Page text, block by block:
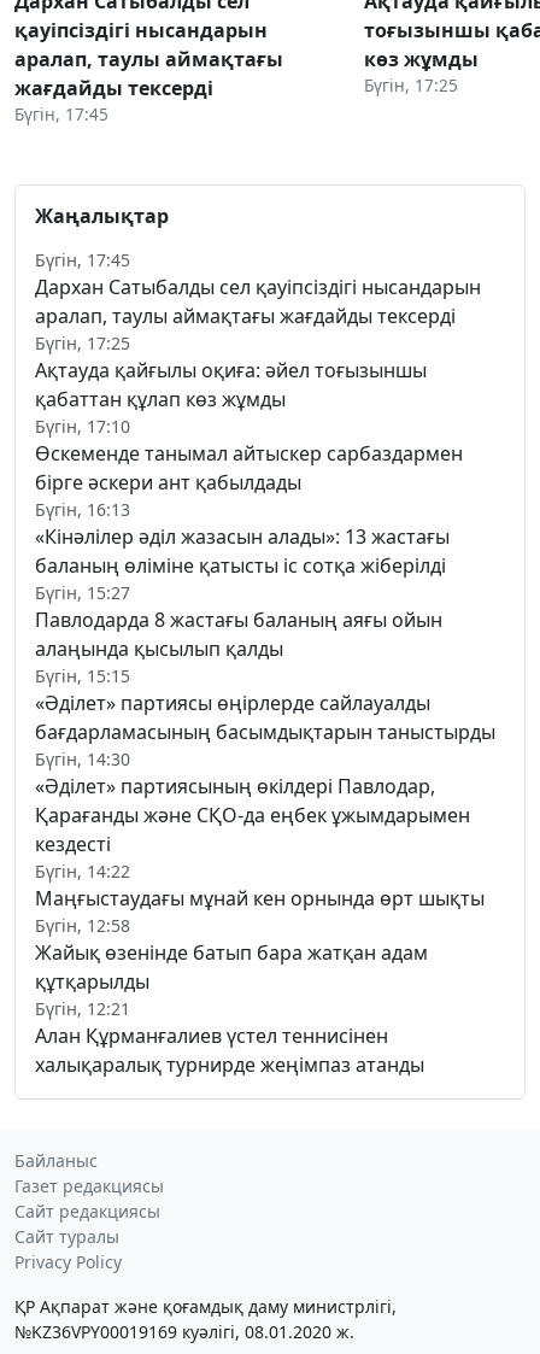
қауіпсіздігі нысандарын
аралап, таулы аймақтағы
жағдайды тексерді
Бүгін, 17:45
тоғызыншы
көз жұмды
Бүгін, 17:25
Жаңалықтар
Бүгін, 17:45
Дархан Сатыбалды сел қауіпсіздігі нысандарын
аралап, таулы аймақтағы жағдайды тексерді
Бүгін, 17:25
Ақтауда қайғылы оқиға: әйел тоғызыншы
қабаттан құлап көз жұмды
Бүгін, 17:10
Өскеменде танымал айтыскер сарбаздармен
бірге әскери ант қабылдады
Бүгін, 16:13
«Кінәлілер әділ жазасын алады»: 13 жастағы
баланың өліміне қатысты іс сотқа жіберілді
Бүгін, 15:27
Павлодарда 8 жастағы баланың аяғы ойын
алаңында қысылып қалды
Бүгін, 15:15
«Әділет» партиясы өңірлерде сайлауалды
бағдарламасының басымдықтарын таныстырды
Бүгін, 14:30
«Әділет» партиясының өкілдері Павлодар,
Қарағанды және СҚО-да еңбек ұжымдарымен
кездесті
Бүгін, 14:22
Маңғыстаудағы мұнай кен орнында өрт шықты
Бүгін, 12:58
Жайық өзенінде батып бара жатқан адам
құтқарылды
Бүгін, 12:21
Алан Құрманғалиев үстел теннисінен
халықаралық турнирде жеңімпаз атанды
Байланыс
Газет редакциясы
Сайт редакциясы
Сайт туралы
Privacy Policy
ҚР Ақпарат және қоғамдық даму министрлігі,
№KZ36VPY00019169 куәлігі, 08.01.2020 ж.